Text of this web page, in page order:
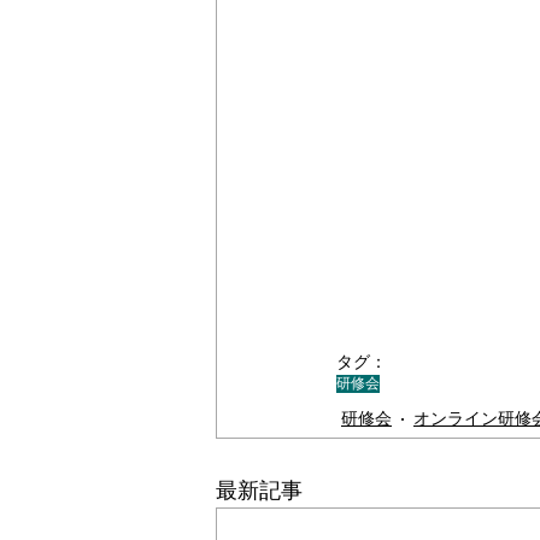
タグ：
研修会
研修会 オンライン研修
最新記事